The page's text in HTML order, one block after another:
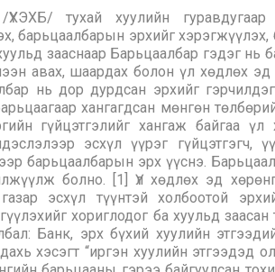
тухай хуулийн гуравдугаар
барьцаалбарын эрхийг хэрэгжүүлэх,
зааснаар Барьцаалбар гэдэг нь
авах, шаардах болон үл хөдлөх
нь дор дурдсан эрхийг
хангагдсан мөнгөн
гүйцэтгэлийг хангаж байгаа үл
эсхүл үүрэг гүйцэтгэгч,
барьцаалбарын эрх үүснэ.
болно. [1] Үл хөдлөх эд
эсхүл түүнтэй холбоотой
хориглодог ба хуульд
Банк, эрх бүхий хуулийн
хэсэгт “иргэн хуулийн этгээдэд